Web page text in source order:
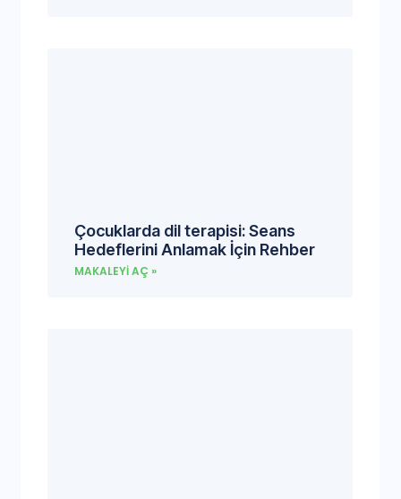
Çocuklarda dil terapisi: Seans
Hedeflerini Anlamak İçin Rehber
MAKALEYI AÇ »